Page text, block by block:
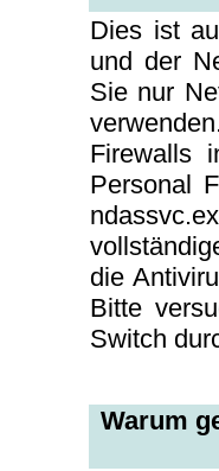
Dies ist
und der
Sie nur
Firewalls
Personal
die
Bitte
Switch
Warum